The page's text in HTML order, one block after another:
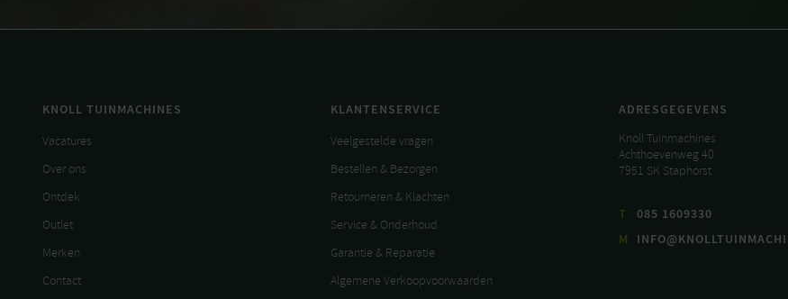
KNOLL TUINMACHINES
Vacatures
Over ons
Ontdek
Outlet
Merken
Contact
KLANTENSERVICE
Veelgestelde vragen
Bestellen & Bezorgen
Retourneren & Klachten
Service & Onderhoud
Garantie & Reparatie
Algemene Verkoopvoorwaarden
ADRESGEGEVENS
Knoll Tuinmachines
Achthoevenweg 40
7951 SK Staphorst
T
085 1609330
M